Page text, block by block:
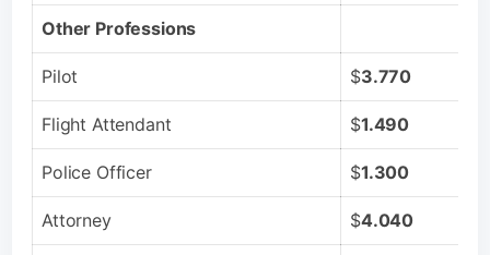
Other Professions
Pilot $3.770
Flight Attendant $1.490
Police Officer $1.300
Attorney $4.040